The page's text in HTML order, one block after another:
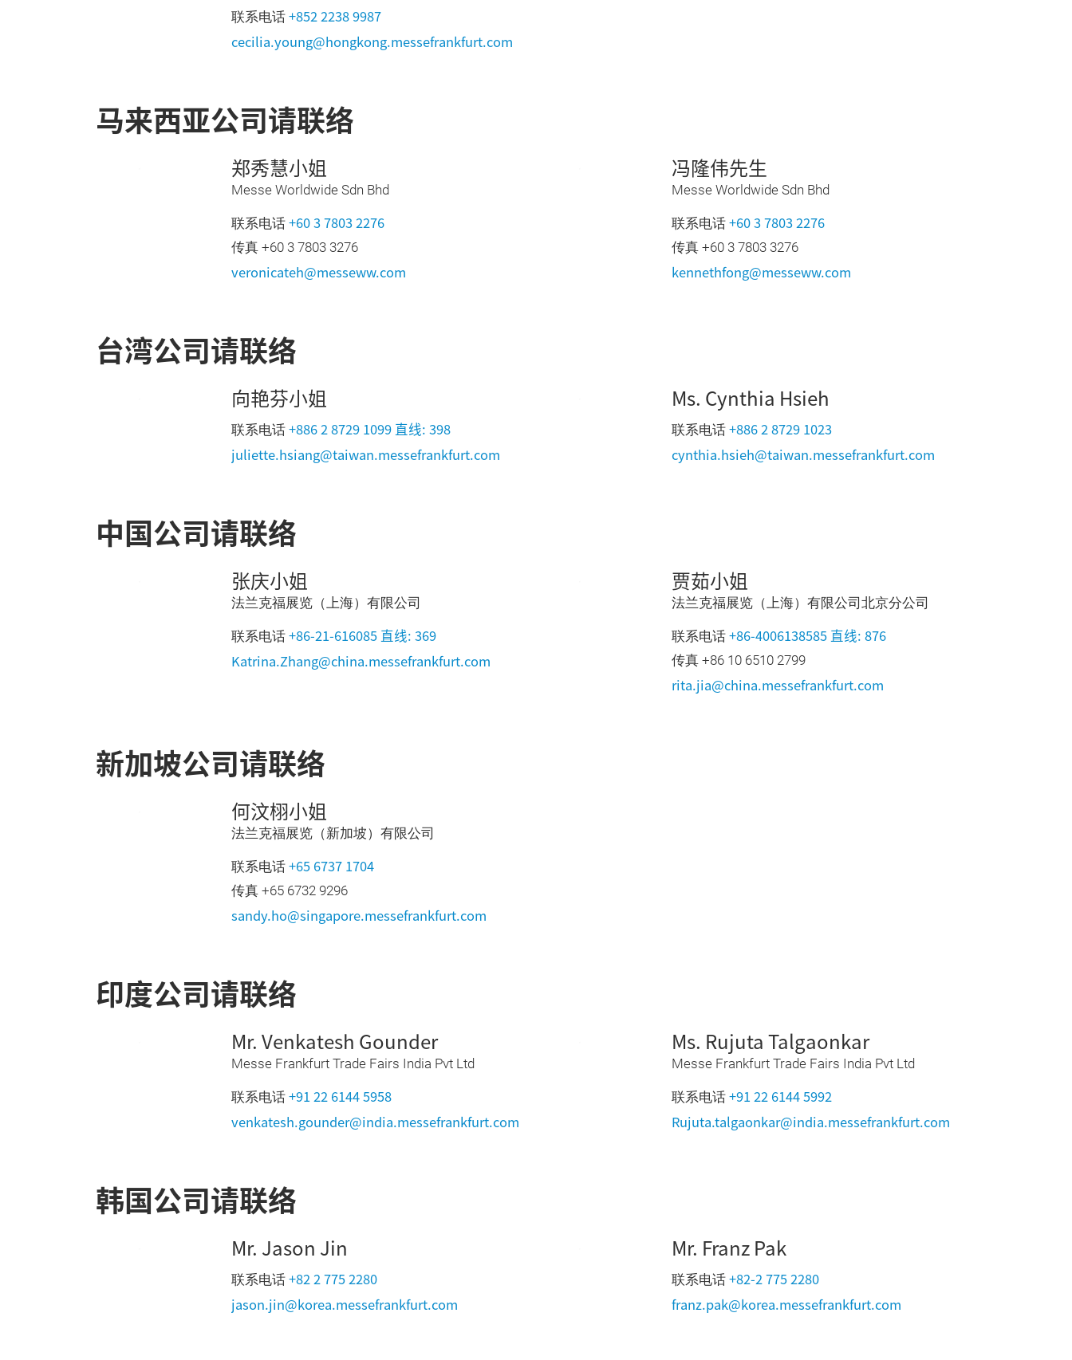
联系电话 +852 2238 9987
cecilia.young@hongkong.messefrankfurt.com
马来西亚公司请联络
郑秀慧小姐
Messe Worldwide Sdn Bhd
联系电话 +60 3 7803 2276
传真 +60 3 7803 3276
veronicateh@messeww.com
冯隆伟先生
Messe Worldwide Sdn Bhd
联系电话 +60 3 7803 2276
传真 +60 3 7803 3276
kennethfong@messeww.com
台湾公司请联络
向艳芬小姐
联系电话 +886 2 8729 1099 直线: 398
juliette.hsiang@taiwan.messefrankfurt.com
Ms. Cynthia Hsieh
联系电话 +886 2 8729 1023
cynthia.hsieh@taiwan.messefrankfurt.com
中国公司请联络
张庆小姐
法兰克福展览（上海）有限公司
联系电话 +86-21-616085 直线: 369
Katrina.Zhang@china.messefrankfurt.com
贾茹小姐
法兰克福展览（上海）有限公司北京分公司
联系电话 +86-4006138585 直线: 876
传真 +86 10 6510 2799
rita.jia@china.messefrankfurt.com
新加坡公司请联络
何汶栩小姐
法兰克福展览（新加坡）有限公司
联系电话 +65 6737 1704
传真 +65 6732 9296
sandy.ho@singapore.messefrankfurt.com
印度公司请联络
Mr. Venkatesh Gounder
Messe Frankfurt Trade Fairs India Pvt Ltd
联系电话 +91 22 6144 5958
venkatesh.gounder@india.messefrankfurt.com
Ms. Rujuta Talgaonkar
Messe Frankfurt Trade Fairs India Pvt Ltd
联系电话 +91 22 6144 5992
Rujuta.talgaonkar@india.messefrankfurt.com
韩国公司请联络
Mr. Jason Jin
联系电话 +82 2 775 2280
jason.jin@korea.messefrankfurt.com
Mr. Franz Pak
联系电话 +82-2 775 2280
franz.pak@korea.messefrankfurt.com